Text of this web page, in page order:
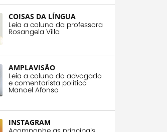
COISAS DA LÍNGUA
Leia a coluna da professora
Rosangela Villa
AMPLAVISÃO
Leia a coluna do advogado
e comentarista político
Manoel Afonso
INSTAGRAM